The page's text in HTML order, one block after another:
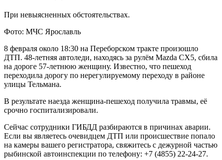
При невыясненных обстоятельствах.
Фото: МЧС Ярославль
8 февраля около 18:30 на Переборском тракте произошло
ДТП. 48-летняя автоледи, находясь за рулём Mazda CX5, сбила
на дороге 57-летнюю женщину. Известно, что пешеход
переходила дорогу по нерегулируемому переходу в районе
улицы Тельмана.
В результате наезда женщина-пешеход получила травмы, её
срочно госпитализировали.
Сейчас сотрудники ГИБДД разбираются в причинах аварии.
Если вы являетесь очевидцем ДТП или происшествие попало
на камеры вашего регистратора, свяжитесь с дежурной частью
рыбинской автоинспекции по телефону: +7 (4855) 22-24-27.